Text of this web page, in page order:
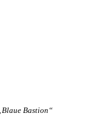
Bastion“